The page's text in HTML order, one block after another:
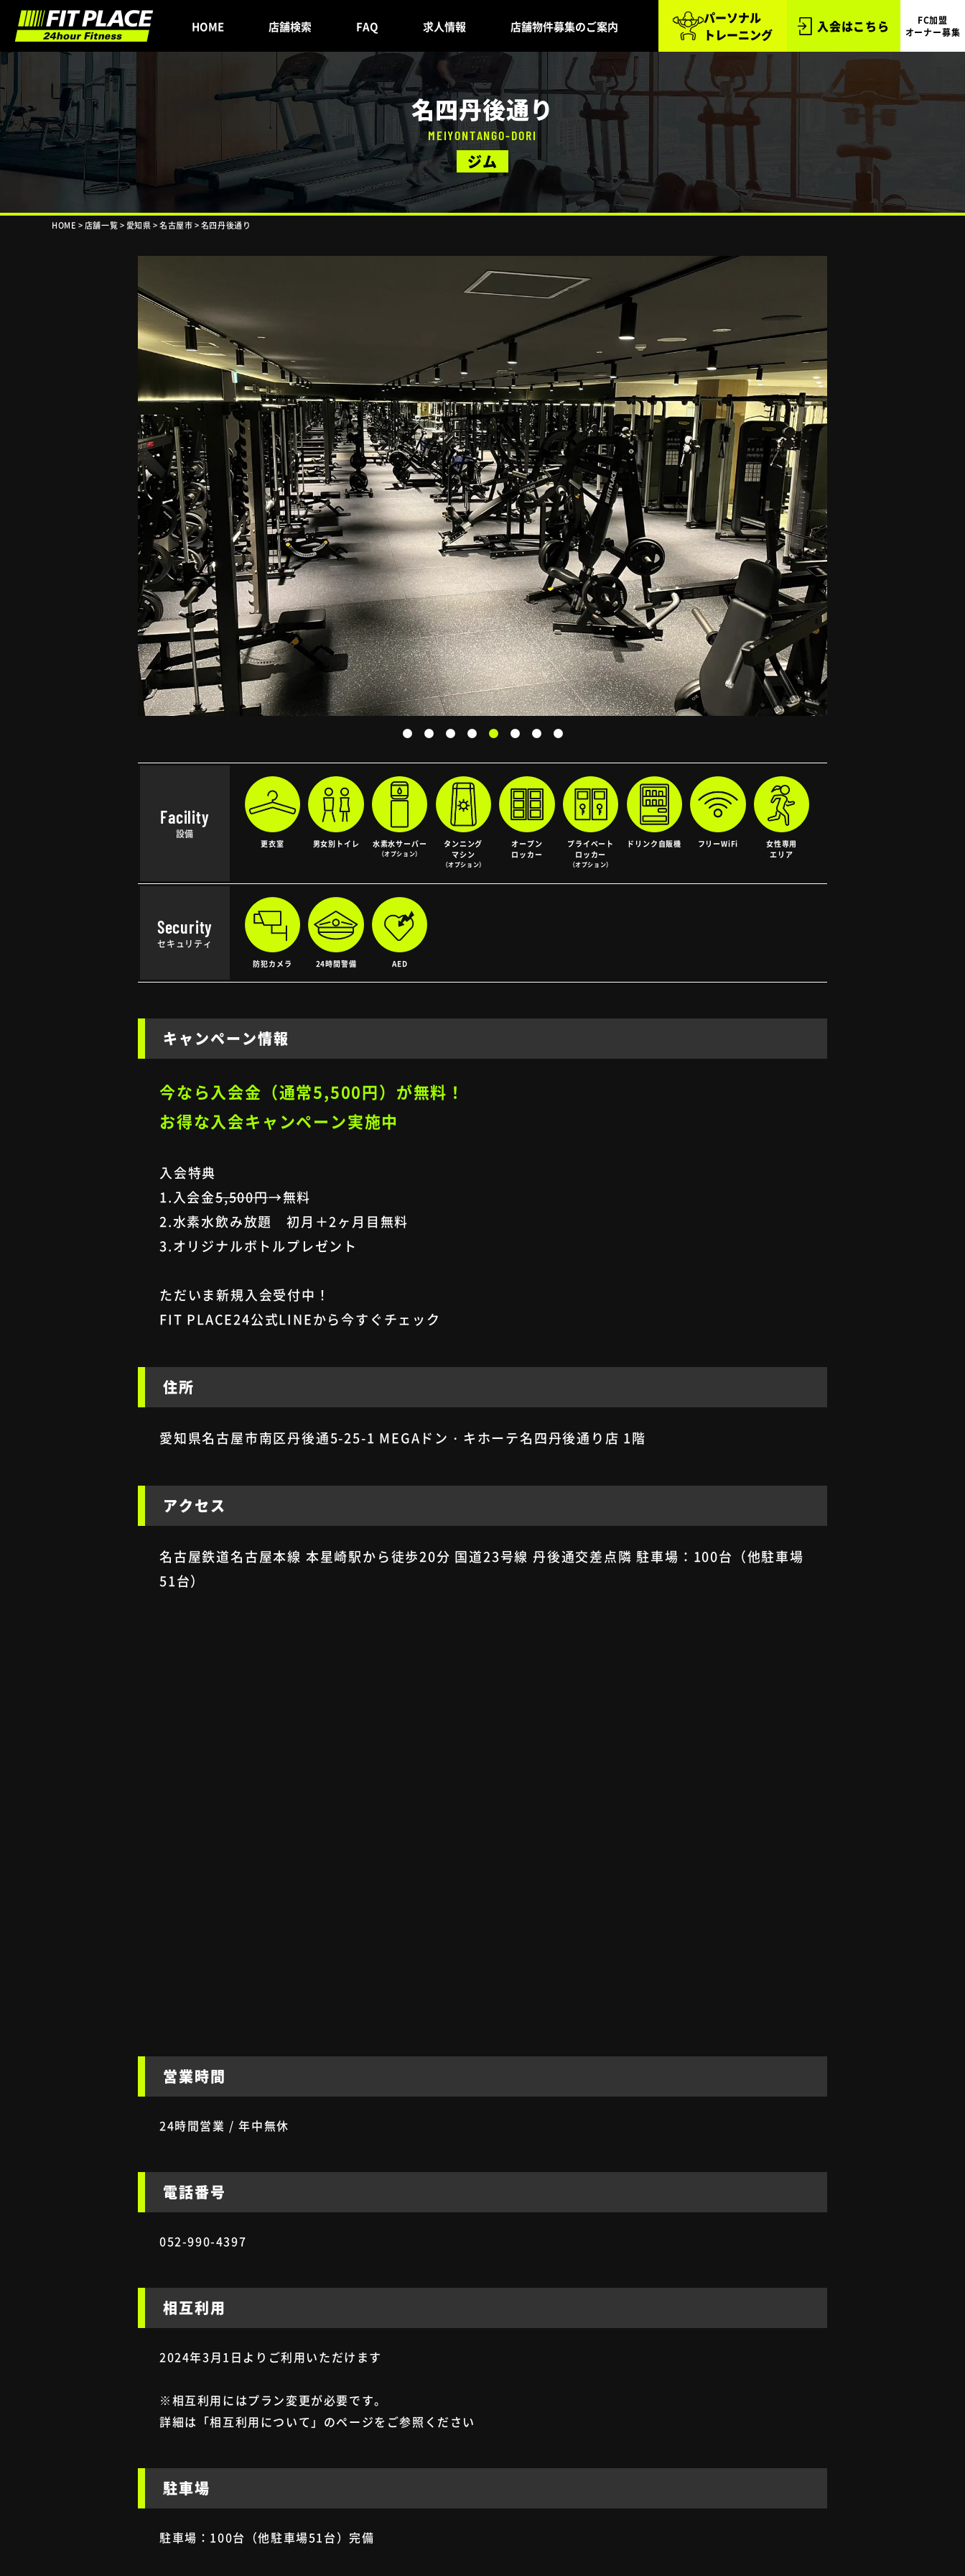
HOME 店舗検索 FAQ 求人情報 店舗物件募集のご案内
パーソナル
トレーニング
入会はこちら
FC加盟
オーナー募集
名四丹後通り
MEIYONTANGO-DORI
ジム
HOME > 店舗一覧>愛知県>名古屋市>名四丹後通り
Facility
設備
更衣室 男女別 トイレ 水素水サーバー
（オプション）
タンニング
マシン
（オプション）
オープン
ロッカー
プライベート
ロッカー
（オプション）
ドリンク 自販機 フリーWiFi
女性専用
エリア
Security
セキュリティ
防犯カメラ 24時間警備 AED
キャンペーン情報
今なら入会金（通常5,500円） が無料！
お得な入会キャンペーン実施中
入会特典
1.入会金5,500円→無料
2.水素水飲み放題 初月＋2ヶ月目無料
3.オリジナルボトルプレゼント
ただいま新規入会受付中！
FIT PLACE24公式LINEから今すぐチェック
住所
愛知県名古屋市南区丹後通5-25-1 MEGAドン・キホーテ名四丹後通り店 1階
アクセス
名古屋鉄道名古屋本線 本星崎駅から徒歩20分 国道23号線 丹後通交差点隣 駐車場：100台（他駐車場
51台）
営業時間
24時間営業 / 年中無休
電話番号
052-990-4397
相互利用
2024年3月1日よりご利用いただけます
※相互利用にはプラン変更が必要です。
詳細は「相互利用について 」のページをご参照ください
駐車場
駐車場：100台（他駐車場51台）完備